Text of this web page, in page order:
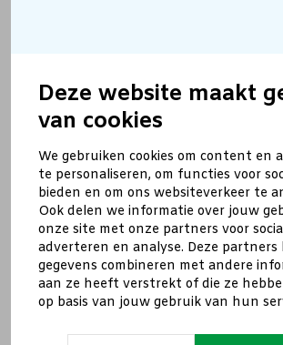
Deze website maakt
van cookies
We gebruiken cookies om content en
te personaliseren, om functies voor
bieden en om ons websiteverkeer te
Ook delen we informatie over jouw
onze site met onze partners voor
adverteren en analyse. Deze
gegevens combineren met andere
aan ze heeft verstrekt of die ze
op basis van jouw gebruik van hun